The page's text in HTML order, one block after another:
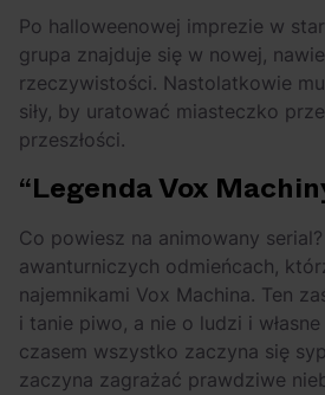
Po halloweenowej imprezie w
grupa znajduje się w nowej,
rzeczywistości. Nastolatkowie
siły, by uratować miasteczko
przeszłości.
“Legenda Vox
Co powiesz na animowany
awanturniczych odmieńcach,
najemnikami Vox Machina. Ten
i tanie piwo, a nie o ludzi i
czasem wszystko zaczyna się
zaczyna zagrażać prawdziwe